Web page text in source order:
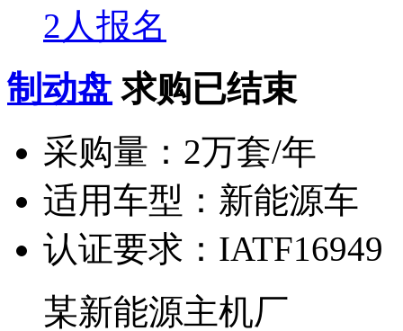
2人报名
制动盘 求购已结束
采购量： 2万套/年
适用车型： 新能源车
认证要求： IATF16949
某新能源主机厂